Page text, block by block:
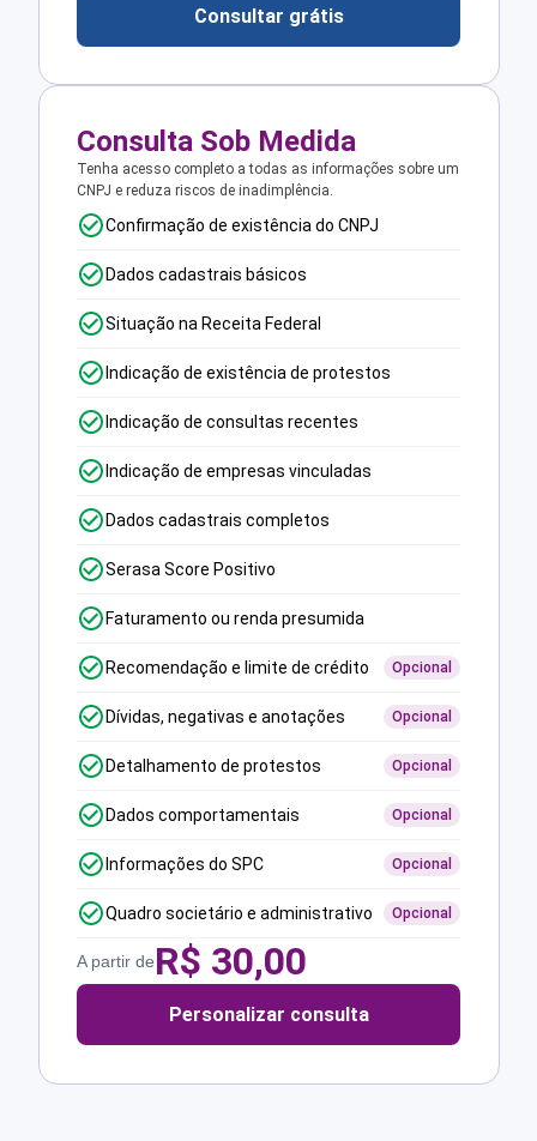
Consultar grátis
Consulta Sob Medida
Tenha acesso completo a todas as informações sobre um
CNPJ e reduza riscos de inadimplência.
Confirmação de existência do CNPJ
Dados cadastrais básicos
Situação na Receita Federal
Indicação de existência de protestos
Indicação de consultas recentes
Indicação de empresas vinculadas
Dados cadastrais completos
Serasa Score Positivo
Faturamento ou renda presumida
Recomendação e limite de crédito Opcional
Dívidas, negativas e anotações Opcional
Detalhamento de protestos Opcional
Dados comportamentais Opcional
Informações do SPC Opcional
Quadro societário e administrativo Opcional
A partir deR$ 30,00
Personalizar consulta